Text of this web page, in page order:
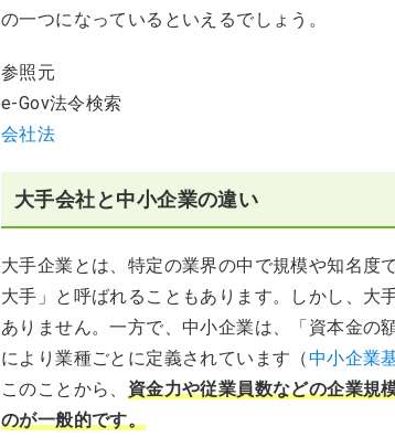
の一つになっているといえるでしょう。
参照元
e-Gov法令検索
会社法
大手会社と中小企業の違い
大手企業とは、特定の業界の中で規模や知名
大手」と呼ばれることもあります。しかし、大
ありません。一方で、中小企業は、「資本金の
により業種ごとに定義されています（中小企業
このことから、 資金力や従業員数などの企業規
のが一般的です。